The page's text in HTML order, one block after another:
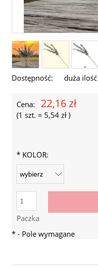
Dostępność: duża ilość
Cena: 22,16 zł
(1 szt. = 5,54 zł )
* KOLOR:
Paczka
* - Pole wymagane